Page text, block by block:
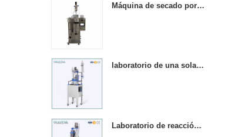
Máquina de secado por pulverización de laboratorio, mini mesa de acero inoxidable.
laboratorio de una sola capa de agitación química reactores de vidrio calentado
Laboratorio de reacción de vidrio con camisa química de 5 l